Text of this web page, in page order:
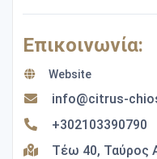
Επικοινωνία:
Website
info@citrus-
+302103390790
Τέω 40, Ταύρος